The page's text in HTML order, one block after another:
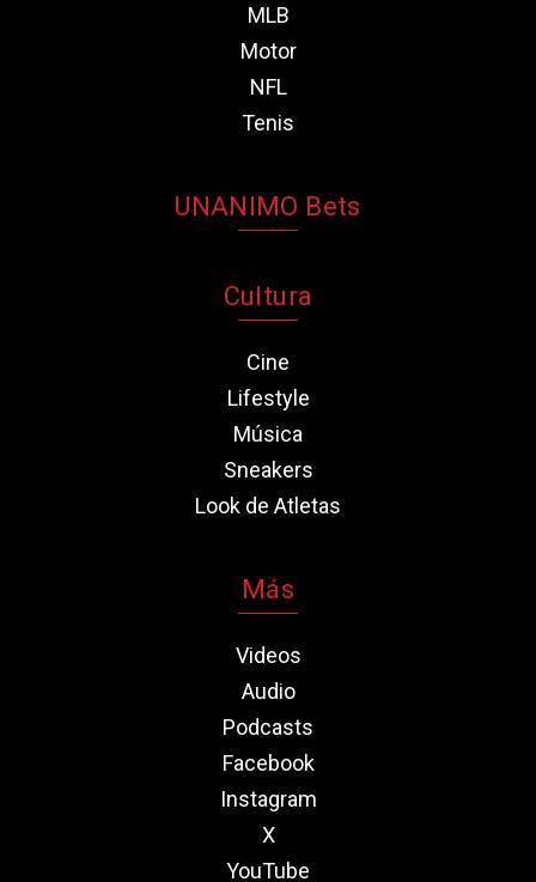
MLB
Motor
NFL
Tenis
UNANIMO Bets
Cultura
Cine
Lifestyle
Música
Sneakers
Look de Atletas
Más
Videos
Audio
Podcasts
Facebook
Instagram
X
YouTube